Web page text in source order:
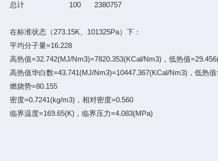
总计 100 2380757
在标准状态（273.15K、101325Pa）下：
平均分子量=16.228
高热值=32.742(MJ/Nm3)=7820.353(KCal/Nm3)，低热值
高热值华白数=43.741(MJ/Nm3)=10447.367(KCal/Nm3)，低热
燃烧势=80.155
密度=0.7241(kg/m3)，相对密度=0.560
临界温度=169.65(K)，临界压力=4.083(MPa)